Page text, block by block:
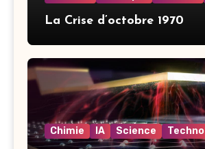
La Crise d’octobre 1970
Chimie IA Science Techno